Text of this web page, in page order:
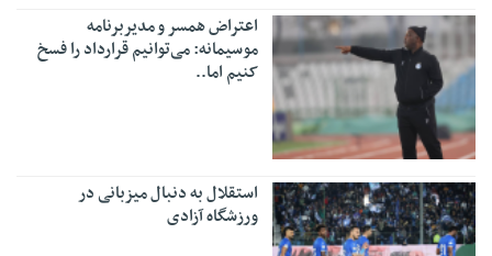
اعتراض همسر و مدیربرنامه
موسیمانه: می‌توانیم قرارداد را فسخ
کنیم اما..
استقلال به دنبال میزبانی در
ورزشگاه آزادی